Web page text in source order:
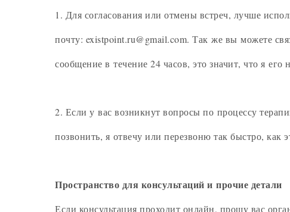
1. Для согласования или отмены встреч, лучше
почту: existpoint.ru@gmail.com. Так же вы можете
сообщение в течение 24 часов, это значит, что я
2. Если у вас возникнут вопросы по процессу
позвонить, я отвечу или перезвоню так быстро,
Пространство для консультаций и прочие детали
Если консультация проходит онлайн, прошу вас